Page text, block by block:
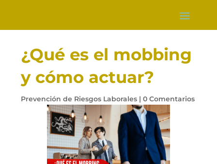
¿Qué es el mobbing
y cómo actuar?
Prevención de Riesgos Laborales| 0 Comentarios